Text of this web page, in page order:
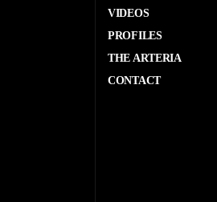
VIDEOS
PROFILES
THE ARTERIA
CONTACT